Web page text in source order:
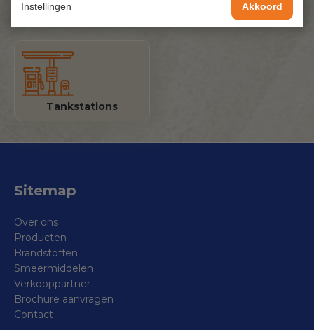
Instellingen Akkoord
Industrie Railroad
Tankstations
Sitemap
Over ons
Producten
Brandstoffen
Smeermiddelen
Verkooppartner
Brochure aanvragen
Contact